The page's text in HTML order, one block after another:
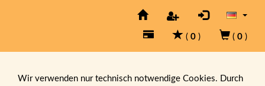
( 0 ) ( 0 )
Wir verwenden nur technisch notwendige Cookies. Durch